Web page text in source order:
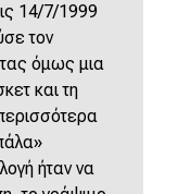
14/7/1999
τον
όμως μια
και τη
ήταν να